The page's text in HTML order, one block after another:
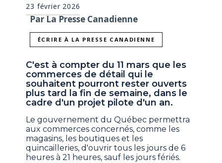
23 février 2026
Par La Presse Canadienne
ÉCRIRE À LA PRESSE CANADIENNE
C'est à compter du 11 mars que les
commerces de détail qui le
souhaitent pourront rester ouverts
plus tard la fin de semaine, dans le
cadre d'un projet pilote d'un an.
Le gouvernement du Québec permettra
aux commerces concernés, comme les
magasins, les boutiques et les
quincailleries, d'ouvrir tous les jours de 6
heures à 21 heures, sauf les jours fériés.